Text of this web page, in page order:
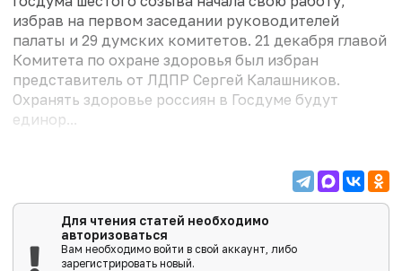
избрав на первом заседании руководителей
палаты и 29 думских комитетов. 21 декабря главой
Комитета по охране здоровья был избран
представитель от ЛДПР Сергей Калашников.
Охранять здоровье россиян в Госдуме будут
единор...
Для чтения статей необходимо
авторизоваться
Вам необходимо войти в свой аккаунт, либо
зарегистрировать новый.